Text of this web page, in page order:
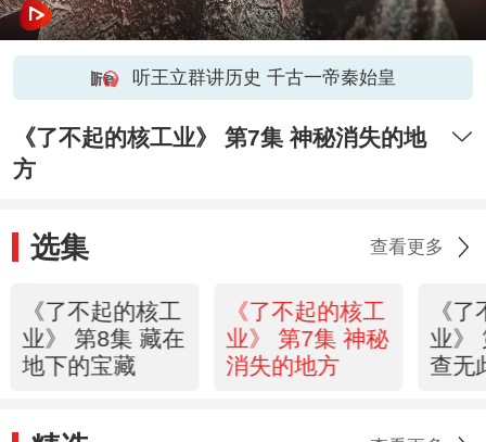
听王立群讲历史 千古一帝秦始皇
《了不起的核工业》 第7集 神秘消失的地
方
选集 查看更多
《了不起的核工
业》 第8集 藏在
地下的宝藏
《了不起的核工
业》 第7集 神秘
消失的地方
《
业》
查无